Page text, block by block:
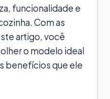
funcionalidade e
Com as
artigo, você
o modelo ideal
benefícios que ele